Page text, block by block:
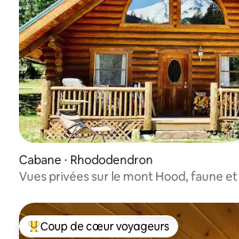
Cabane ⋅ Rhododendron
Vues privées sur le mont Hood, faune
Coups de cœur voyageurs les plus
Coup de cœur voyageurs